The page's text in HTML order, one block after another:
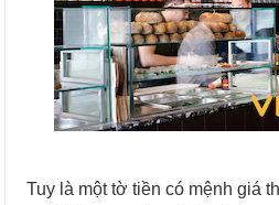
Tuy là một tờ tiền có mệnh giá